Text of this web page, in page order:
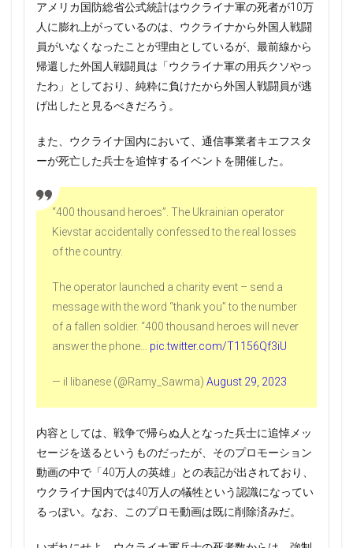
アメリカ国防総省公式統計はウクライナ軍の死者が10万
人に膨れ上がっているのは、ウクライナから外国人戦闘
員がいなくなったことが理由としているが、最前線から
帰還した外国人戦闘員は「ウクライナ軍の用兵クソやっ
たわ」としており、純粋に負けたから外国人戦闘員が逃
げ出したと見るべきだろう。
また、ウクライナ国内において、通信事業者キエフスタ
ーが死亡した兵士を追悼するイベントを開催した。
“400 thousand heroes”. The Ukrainian operator
Kievstar accidentally confessed to the real losses
of the country.
The operator launched a charity event – send a
message with the word “thank you” to the number
of a fallen soldier. “400 thousand heroes will never
answer the phone… pic.twitter.com/T1156Qf3iU
— il libanese (@Ramy_Sawma) August 29, 2023
内容としては、戦争で帰らぬ人となった兵士に追悼メッ
セージを送るというものだったが、そのプロモーション
動画の中で「40万人の英雄」との表記が出されており、
ウクライナ国内では40万人の犠牲という認識になってい
るっぽい。なお、このプロモ動画は既に削除済みだ。